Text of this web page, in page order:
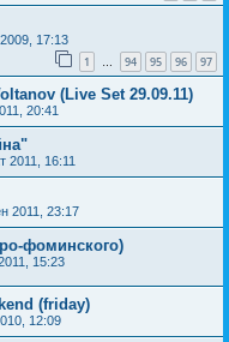
17:13
1 … 94 95 96 97
(Live Set 29.09.11)
20:41
2011, 16:11
2011, 23:17
фоминского)
15:23
(friday)
12:09